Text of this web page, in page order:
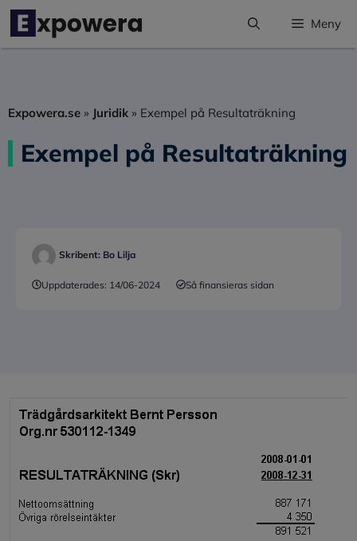
Hoppa
innehåll
Meny
Expowera.se » Juridik » Exempel på Resultaträkning
Exempel på Resultaträkning
Skribent: Bo Lilja
Uppdaterades: 14/06-2024 Så finansieras sidan